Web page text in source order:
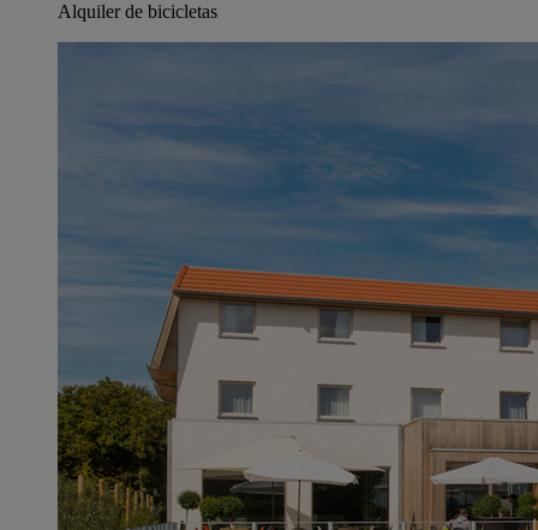
Alquiler de bicicletas